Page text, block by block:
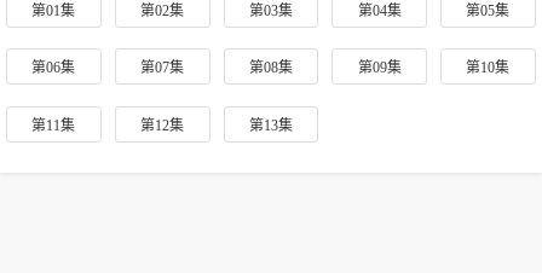
第01集 第02集 第03集 第04集 第05集
第06集 第07集 第08集 第09集 第10集
第11集 第12集 第13集